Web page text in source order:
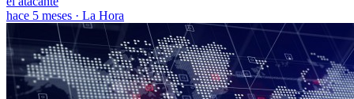
hace 5 meses · La Hora